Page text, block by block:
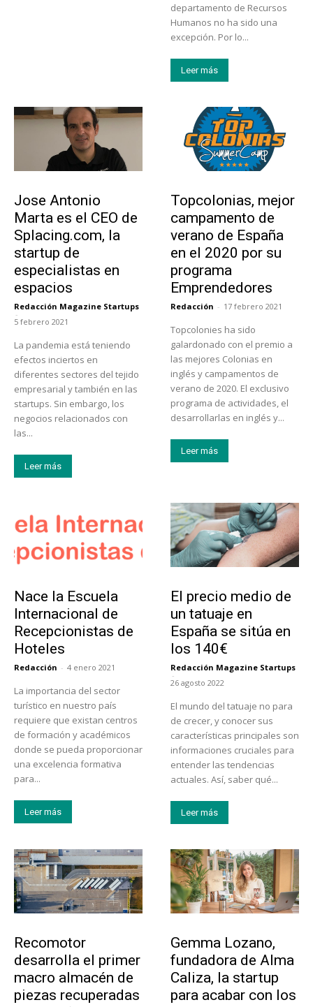
departamento de Recursos
Humanos no ha sido una
excepción. Por lo...
Leer más
Jose Antonio
Marta es el CEO de
Splacing.com, la
startup de
especialistas en
espacios
Redacción Magazine Startups
-
5 febrero 2021
La pandemia está teniendo
efectos inciertos en
diferentes sectores del tejido
empresarial y también en las
startups. Sin embargo, los
negocios relacionados con
las...
Leer más
Topcolonias, mejor
campamento de
verano de España
en el 2020 por su
programa
Emprendedores
Redacción - 17 febrero 2021
Topcolonies ha sido
galardonado con el premio a
las mejores Colonias en
inglés y campamentos de
verano de 2020. El exclusivo
programa de actividades, el
desarrollarlas en inglés y...
Leer más
Nace la Escuela
Internacional de
Recepcionistas de
Hoteles
Redacción - 4 enero 2021
La importancia del sector
turístico en nuestro país
requiere que existan centros
de formación y académicos
donde se pueda proporcionar
una excelencia formativa
para...
Leer más
El precio medio de
un tatuaje en
España se sitúa en
los 140€
Redacción Magazine Startups
-
26 agosto 2022
El mundo del tatuaje no para
de crecer, y conocer sus
características principales son
informaciones cruciales para
entender las tendencias
actuales. Así, saber qué...
Leer más
Recomotor
desarrolla el primer
macro almacén de
piezas recuperadas
Gemma Lozano,
fundadora de Alma
Caliza, la startup
para acabar con los